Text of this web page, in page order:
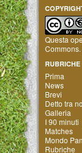
Questa
Commons.
RUBRICHE
Prima
News
Brevi
Detto tra
Galleria
I 90 minuti
Matches
Mondo
Rubriche